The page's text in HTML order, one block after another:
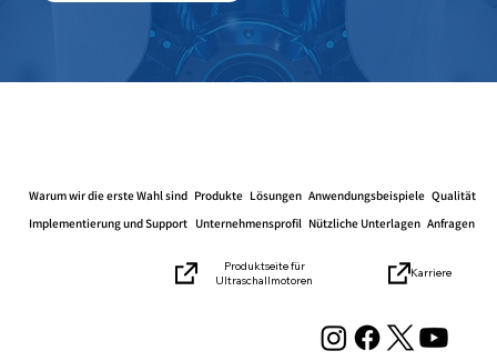
Warum wir die erste Wahl sind Produkte Lösungen Anwendungsbeispiele Qualität
Implementierung und Support Unternehmensprofil Nützliche Unterlagen Anfragen
Produktseite für
Ultraschallmotoren
Karriere